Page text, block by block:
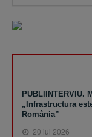
PUBLIINTERVIU.
„Infrastructura
România”
20 iul 2026